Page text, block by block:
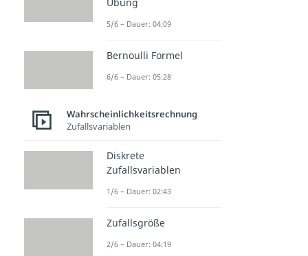
5/6 – Dauer: 04:09
Bernoulli Formel
6/6 – Dauer: 05:28
Wahrscheinlichkeitsrechnung
Zufallsvariablen
Diskrete
Zufallsvariablen
1/6 – Dauer: 02:43
Zufallsgröße
2/6 – Dauer: 04:19